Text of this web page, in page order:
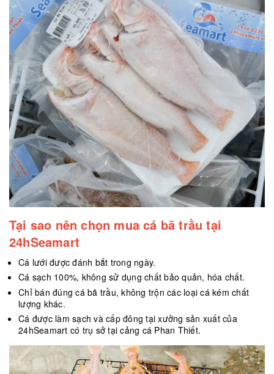
Tại sao nên chọn mua cá bã trầu tại
24hSeamart
Cá lưới được đánh bắt trong ngày.
Cá sạch 100%, không sử dụng chất bảo quản, hóa chất.
Chỉ bán đúng cá bã trầu, không trộn các loại cá kém chất
lượng khác.
Cá được làm sạch và cấp đông tại xưởng sản xuất của
24hSeamart có trụ sở tại cảng cá Phan Thiết.